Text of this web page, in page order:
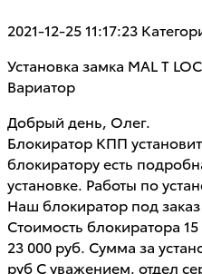
2021-12-25 11:17:23
Установка замка MAL T
Вариатор
Добрый день, Олег.
Блокиратор КПП
блокиратору есть
установке. Работы по
Наш блокиратор под
Стоимость блокиратора
23 000 руб. Сумма за
руб С уважением, отдел